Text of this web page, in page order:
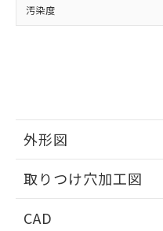
汚染度
外形図
取りつけ穴加工図
CAD
お客様が当
指します。
※3 非含有証明
51物質の非含有証
※本証明書は発行
るもので、過去に
ものではありません
また、RoHS指令